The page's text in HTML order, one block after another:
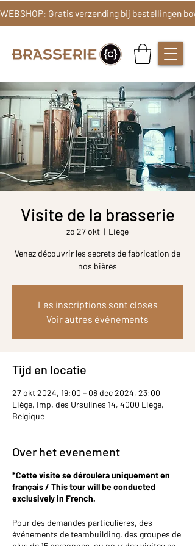
Visite de la brasserie
zo 27 okt
  |
Liège
Venez découvrir les secrets de fabrication de
nos bières
Les inscriptions sont closes
Voir autres événements
Tijd en locatie
27 okt 2024, 19:00 – 08 dec 2024, 23:00
Liège, Imp. des Ursulines 14, 4000 Liège,
Belgique
Over het evenement
*Cette visite se déroulera uniquement en
français / This tour will be conducted
exclusively in French.
Pour des demandes particulières, des
événements de teambuilding, des groupes de